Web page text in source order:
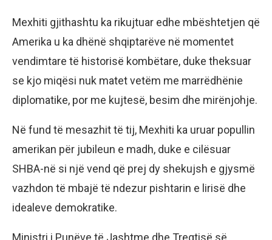
Mexhiti gjithashtu ka rikujtuar edhe mbështetjen që
Amerika u ka dhënë shqiptarëve në momentet
vendimtare të historisë kombëtare, duke theksuar
se kjo miqësi nuk matet vetëm me marrëdhënie
diplomatike, por me kujtesë, besim dhe mirënjohje.
Në fund të mesazhit të tij, Mexhiti ka uruar popullin
amerikan për jubileun e madh, duke e cilësuar
SHBA-në si një vend që prej dy shekujsh e gjysmë
vazhdon të mbajë të ndezur pishtarin e lirisë dhe
idealeve demokratike.